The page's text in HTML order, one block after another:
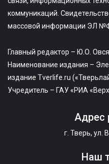
коммуникаций.
массовой информации ЭЛ
Главный редактор – Ю.О.
Наименование издания –
издание Tverlife.ru
Учредитель – ГАУ «РИА
Адрес
г. Тверь, ул.
Наш